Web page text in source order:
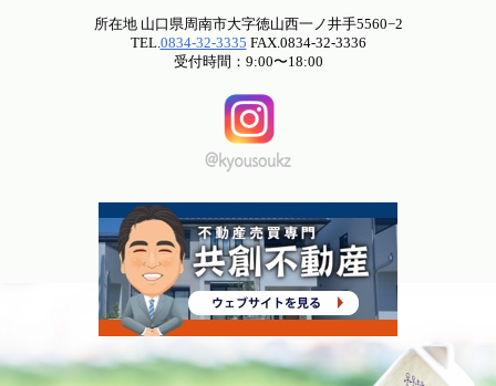
所在地 山口県周南市大字徳山西一ノ井手5560−2
TEL.0834-32-3335 FAX.0834-32-3336
受付時間：9:00〜18:00